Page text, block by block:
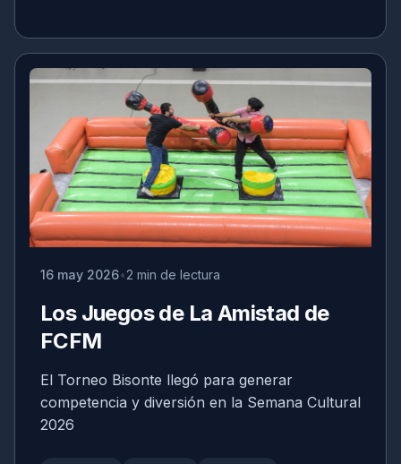
16 may 2026 2 min de lectura
Los Juegos de La Amistad de
FCFM
El Torneo Bisonte llegó para generar
competencia y diversión en la Semana Cultural
2026